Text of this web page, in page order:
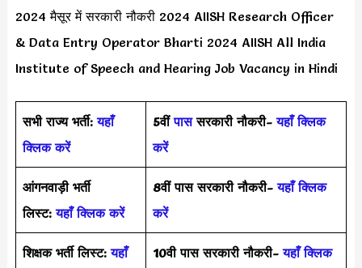
2024 मैसूर में सरकारी नौकरी 2024 AIISH Research Officer
& Data Entry Operator Bharti 2024 AIISH All India
Institute of Speech and Hearing Job Vacancy in Hindi
सभी राज्य भर्ती: यहाँ
क्लिक करें
5वींपाससरकारी नौकरी- यहाँ क्लिक
करें
आंगनवाड़ी भर्ती
लिस्ट: यहाँ क्लिक करें
8वीं पास सरकारी नौकरी- यहाँ क्लिक
करें
शिक्षक भर्ती लिस्ट: यहाँ
10वी पास सरकारी नौकरी- यहाँ क्लिक